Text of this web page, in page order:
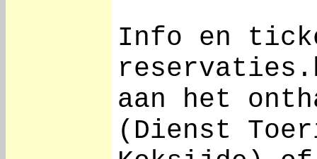
Info en
aan het
(Dienst